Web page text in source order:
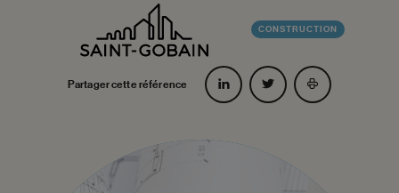
CONSTRUCTION
Partager cette référence